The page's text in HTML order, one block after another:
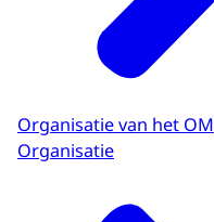
Organisatie van het OM
Organisatie